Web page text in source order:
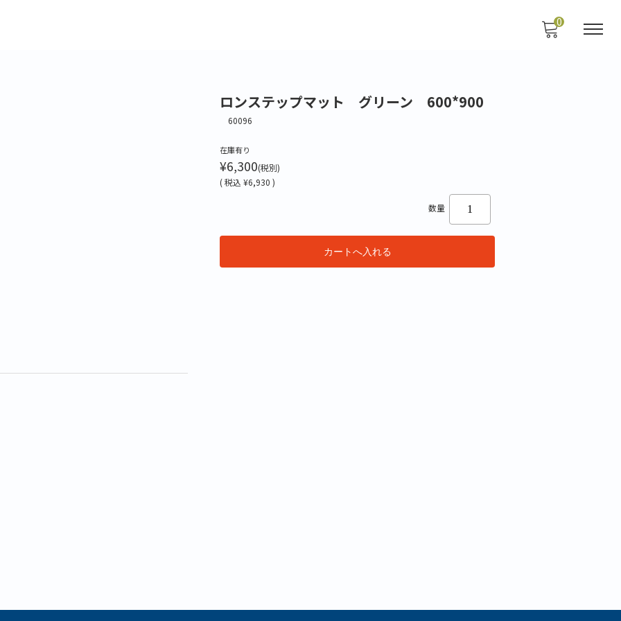
0
ロンステップマット グリーン 600*900
60096
在庫有り
¥6,300(税別)
(税込 ¥6,930 )
数量